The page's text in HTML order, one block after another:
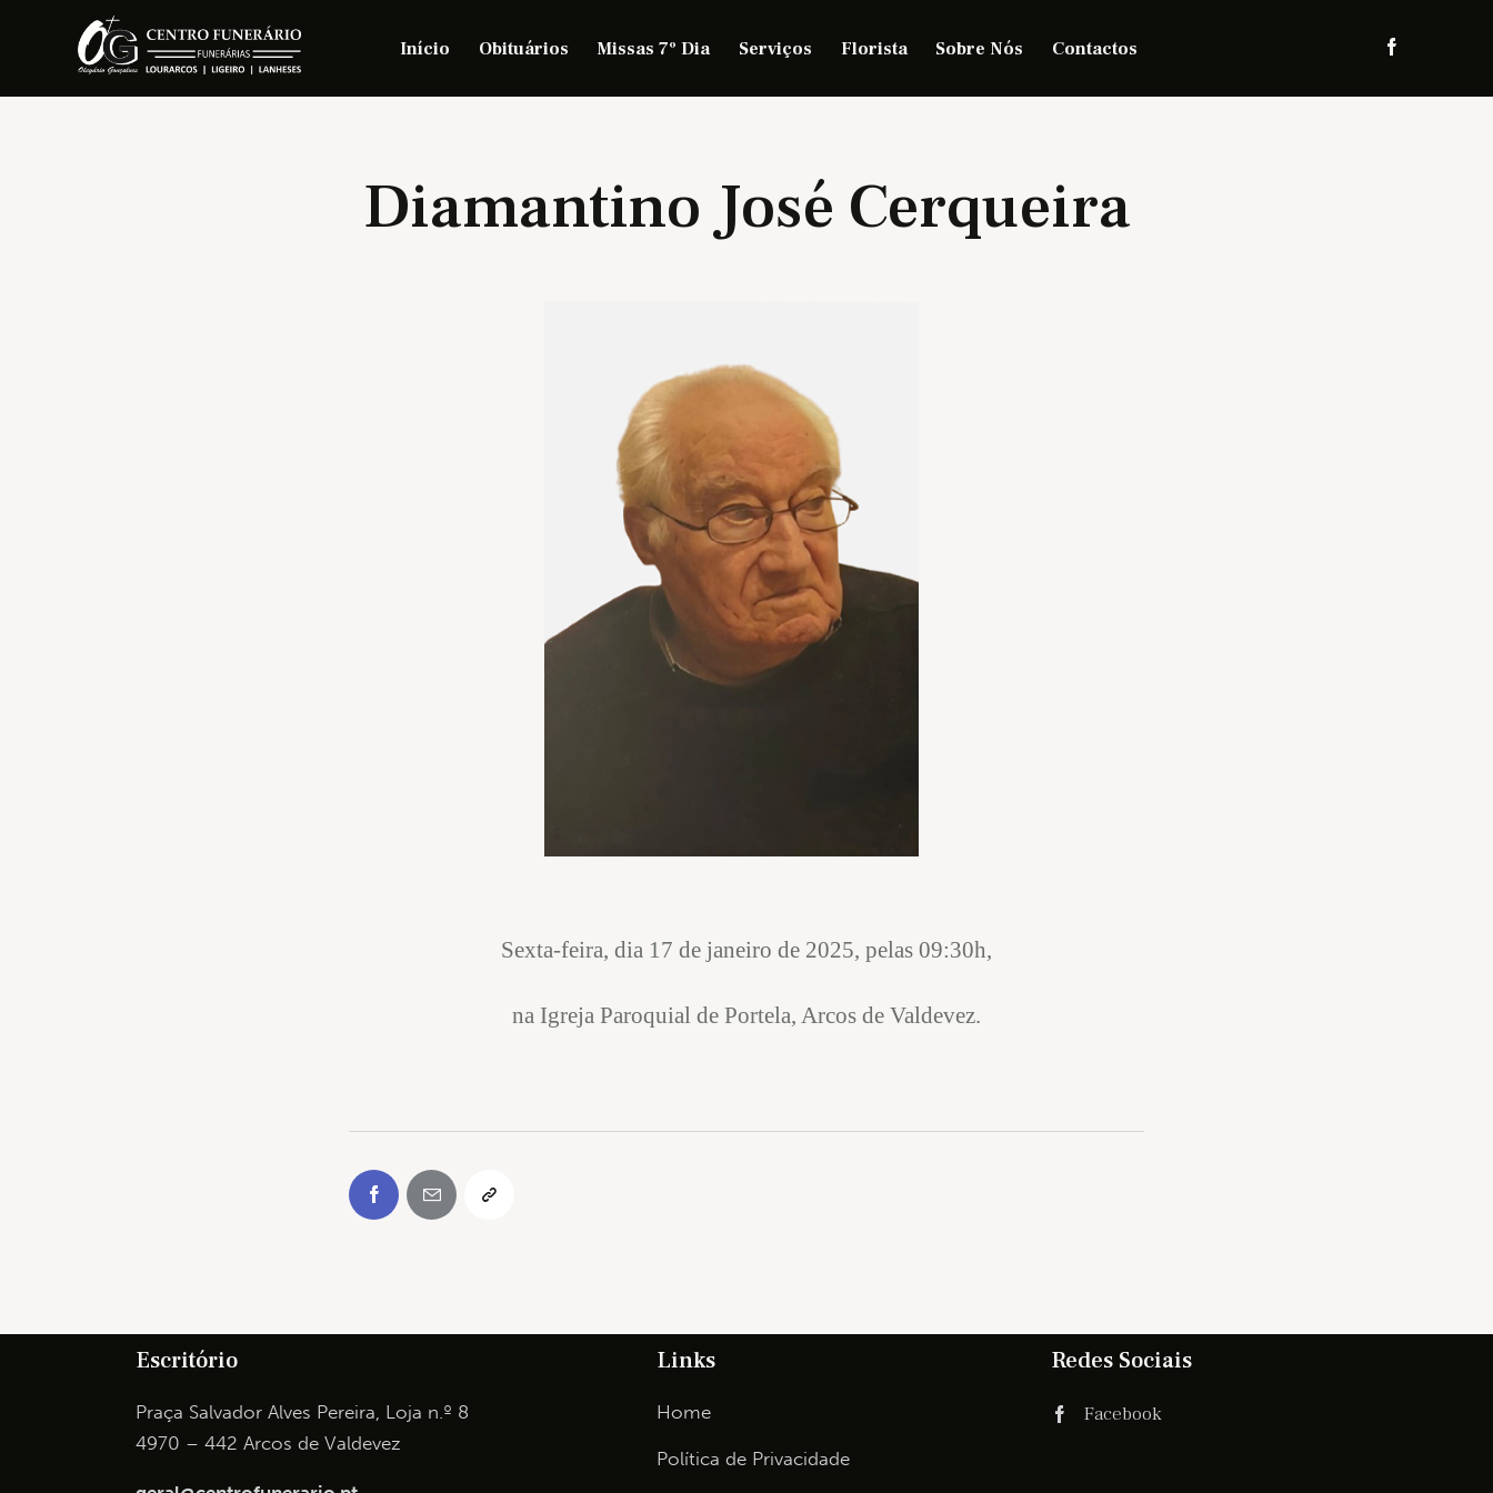
Início Obituários Missas 7º Dia Serviços Florista Sobre Nós Contactos
Diamantino José Cerqueira
Sexta-feira, dia 17 de janeiro de 2025, pelas 09:30h,
na Igreja Paroquial de Portela, Arcos de Valdevez.
Escritório
Praça Salvador Alves Pereira, Loja n.º 8
4970 – 442 Arcos de Valdevez
Links
Home
Política de Privacidade
Redes Sociais
Facebook